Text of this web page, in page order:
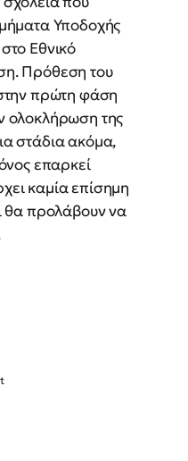
Υποδοχής
Εθνικό
Πρόθεση του
πρώτη φάση
ολοκλήρωση της
στάδια ακόμα,
επαρκεί
καμία επίσημη
θα προλάβουν να